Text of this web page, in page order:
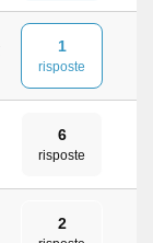
1
risposte
6
risposte
2